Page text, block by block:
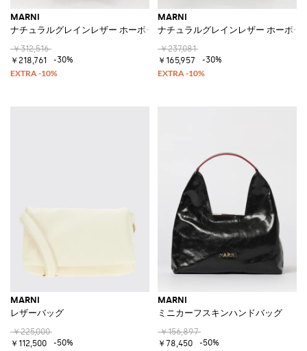
MARNI
ナチュラルグレインレザー ホーボーバッグ
￥312,516
￥218,761
-30%
MARNI
ナチュラルグレインレザー ホーボー
￥237,081
￥165,957
-30%
MARNI
レザーバッグ
￥225,000
￥112,500
-50%
MARNI
ミニカーフスキンハンドバッグ
￥156,897
￥78,450
-50%